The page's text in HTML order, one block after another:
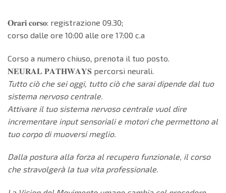
𝐎𝐫𝐚𝐫𝐢 𝐜𝐨𝐫𝐬𝐨: registrazione 09.30;
corso dalle ore 10:00 alle ore 17:00 c.a
Corso a numero chiuso, prenota il tuo posto.
𝐍𝐄𝐔𝐑𝐀𝐋 𝐏𝐀𝐓𝐇𝐖𝐀𝐘𝐒 percorsi neurali.
Tutto ciò che sei oggi, tutto ciò che sarai dipende dal tuo
sistema nervoso centrale.
Attivare il tuo sistema nervoso centrale vuol dire
incrementare input sensoriali e motori che permettono al
tuo corpo di muoversi meglio.
Dalla postura alla forza al recupero funzionale, il corso
che stravolgerà la tua vita professionale.